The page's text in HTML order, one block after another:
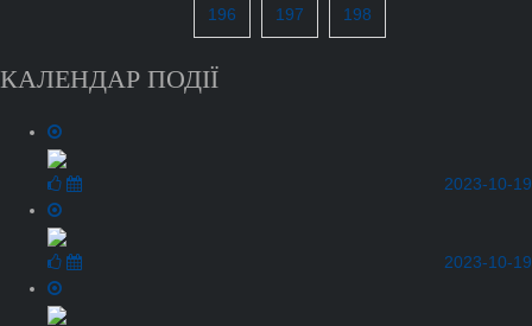
196 197 198
КАЛЕНДАР ПОДІЇ
2023-10-19
2023-10-19